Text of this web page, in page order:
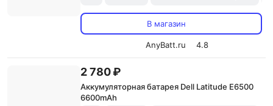
В магазин
AnyBatt.ru 4.8
2 780 ₽
Аккумуляторная батарея Dell Latitude E6500
6600mAh